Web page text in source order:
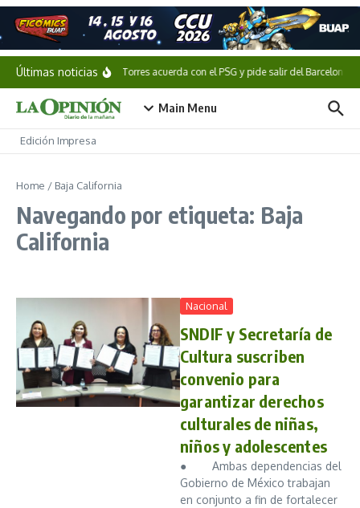
Saltar al contenido
Últimas noticiasFerran Torres acuerda con el PSG y pide salir del Barcelona
Main Menu
Edición Impresa
Home / Baja California
Navegando por etiqueta: Baja
California
Nacional
SNDIF y Secretaría de
Cultura suscriben
convenio para
garantizar derechos
culturales de niñas,
niños y adolescentes
● Ambas dependencias del
Gobierno de México trabajan
en conjunto a fin de fortalecer